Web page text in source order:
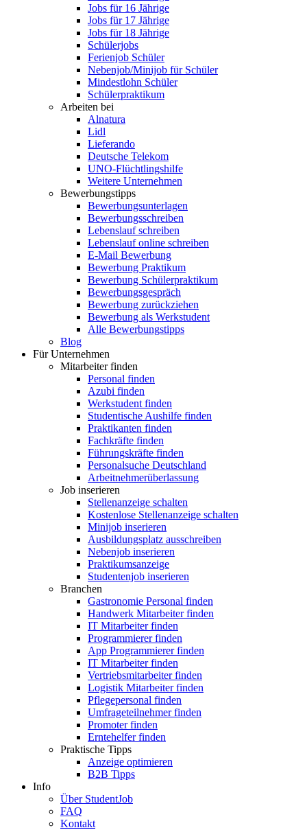
Jobs für 16 Jährige
Jobs für 17 Jährige
Jobs für 18 Jährige
Schülerjobs
Ferienjob Schüler
Nebenjob/Minijob für Schüler
Mindestlohn Schüler
Schülerpraktikum
Arbeiten bei
Alnatura
Lidl
Lieferando
Deutsche Telekom
UNO-Flüchtlingshilfe
Weitere Unternehmen
Bewerbungstipps
Bewerbungsunterlagen
Bewerbungsschreiben
Lebenslauf schreiben
Lebenslauf online schreiben
E-Mail Bewerbung
Bewerbung Praktikum
Bewerbung Schülerpraktikum
Bewerbungsgespräch
Bewerbung zurückziehen
Bewerbung als Werkstudent
Alle Bewerbungstipps
Blog
Für Unternehmen
Mitarbeiter finden
Personal finden
Azubi finden
Werkstudent finden
Studentische Aushilfe finden
Praktikanten finden
Fachkräfte finden
Führungskräfte finden
Personalsuche Deutschland
Arbeitnehmerüberlassung
Job inserieren
Stellenanzeige schalten
Kostenlose Stellenanzeige schalten
Minijob inserieren
Ausbildungsplatz ausschreiben
Nebenjob inserieren
Praktikumsanzeige
Studentenjob inserieren
Branchen
Gastronomie Personal finden
Handwerk Mitarbeiter finden
IT Mitarbeiter finden
Programmierer finden
App Programmierer finden
IT Mitarbeiter finden
Vertriebsmitarbeiter finden
Logistik Mitarbeiter finden
Pflegepersonal finden
Umfrageteilnehmer finden
Promoter finden
Erntehelfer finden
Praktische Tipps
Anzeige optimieren
B2B Tipps
Info
Über StudentJob
FAQ
Kontakt